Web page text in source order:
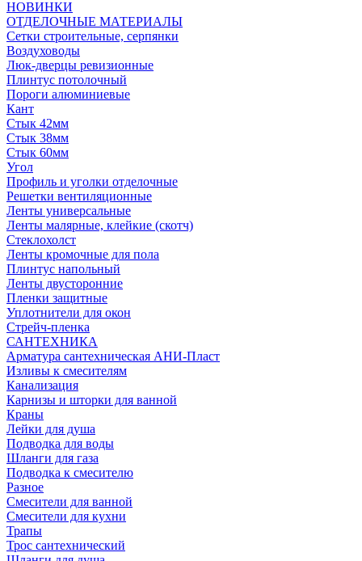
НОВИНКИ
ОТДЕЛОЧНЫЕ МАТЕРИАЛЫ
Сетки строительные, серпянки
Воздуховоды
Люк-дверцы ревизионные
Плинтус потолочный
Пороги алюминиевые
Кант
Стык 42мм
Стык 38мм
Стык 60мм
Угол
Профиль и уголки отделочные
Решетки вентиляционные
Ленты универсальные
Ленты малярные, клейкие (скотч)
Стеклохолст
Ленты кромочные для пола
Плинтус напольный
Ленты двусторонние
Пленки защитные
Уплотнители для окон
Стрейч-пленка
САНТЕХНИКА
Арматура сантехническая АНИ-Пласт
Изливы к смесителям
Канализация
Карнизы и шторки для ванной
Краны
Лейки для душа
Подводка для воды
Шланги для газа
Подводка к смесителю
Разное
Смесители для ванной
Смесители для кухни
Трапы
Трос сантехнический